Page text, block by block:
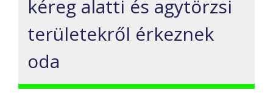
kéreg alatti és agytörzsi
területekről érkeznek
oda